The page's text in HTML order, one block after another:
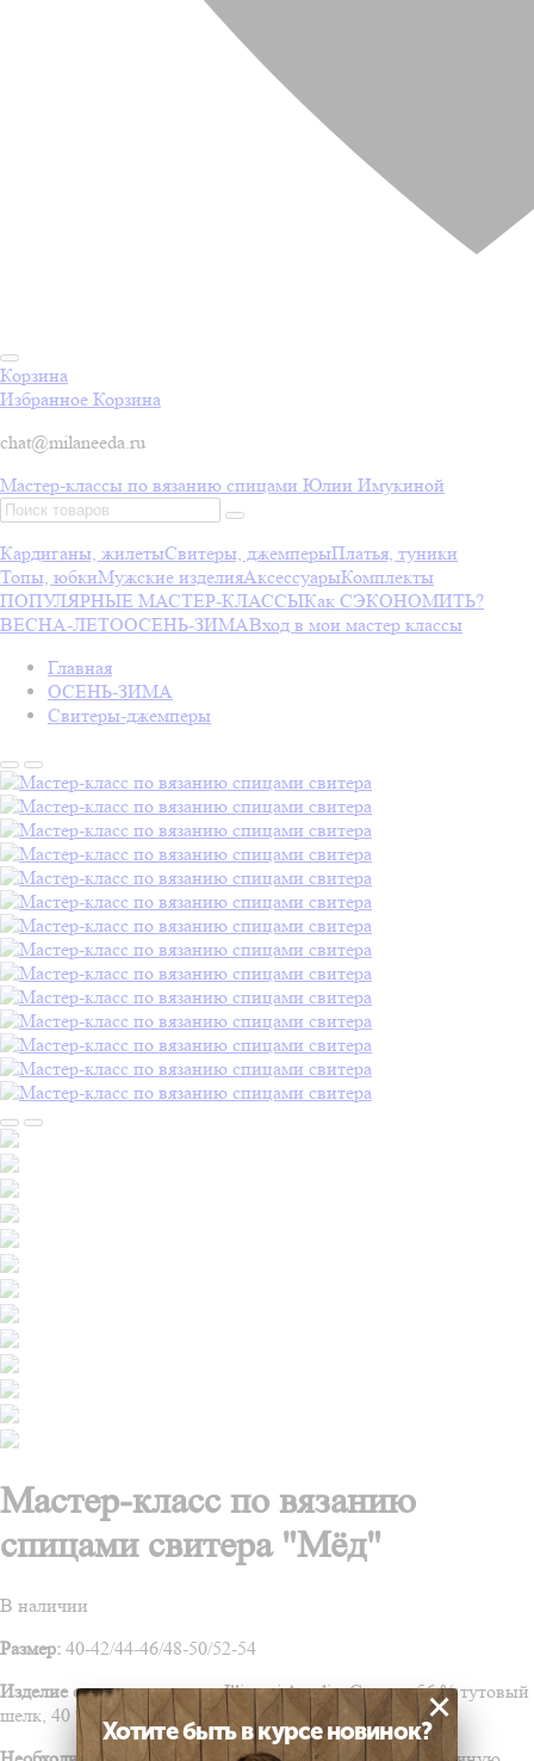
Корзина
Избранное Корзина
chat@milaneeda.ru
Мастер-классы по вязанию спицами Юлии Имукиной
Кардиганы, жилетыСвитеры, джемперыПлатья, туники
Топы, юбкиМужские изделияАксессуарыКомплекты
ПОПУЛЯРНЫЕ МАСТЕР-КЛАССЫКак СЭКОНОМИТЬ?
ВЕСНА-ЛЕТООСЕНЬ-ЗИМАВход в мои мастер классы
Главная
ОСЕНЬ-ЗИМА
Свитеры-джемперы
Мастер-класс по вязанию
спицами свитера "Мёд"
В наличии
Размер: 40-42/44-46/48-50/52-54
Изделие связано из пряжи:Illimani Amelie, Состав: 56 % тутовый
шелк, 40 % беби-альпака, 4 % меринос
Хотите быть в курсе новинок?
×